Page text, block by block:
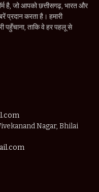
है, जो आपको छत्तीसगढ़, भारत और
प्रदान करता है। हमारी
पहुँचाना, ताकि वे हर पहलू से
Nagar, Bhilai